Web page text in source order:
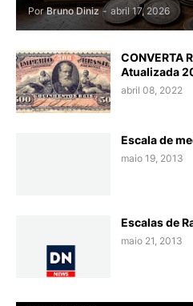
Por Bruno Diniz - abril 17, 2026
CONVERTA
Atualizada
abril 08, 2022
Escala de
maio 19, 2013
Escalas de
maio 21, 2013